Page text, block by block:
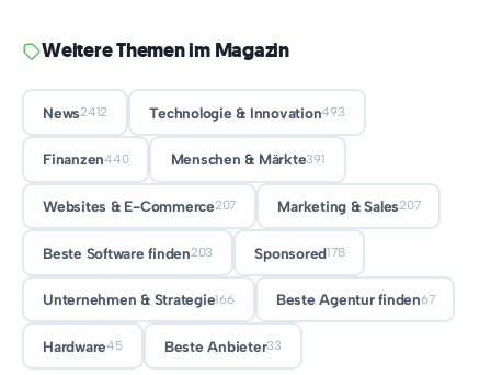
Weitere Themen im Magazin
News2412 Technologie & Innovation493
Finanzen440 Menschen & Märkte391
Websites & E-Commerce207 Marketing & Sales207
Beste Software finden203 Sponsored178
Unternehmen & Strategie166 Beste Agentur finden67
Hardware45 Beste Anbieter33